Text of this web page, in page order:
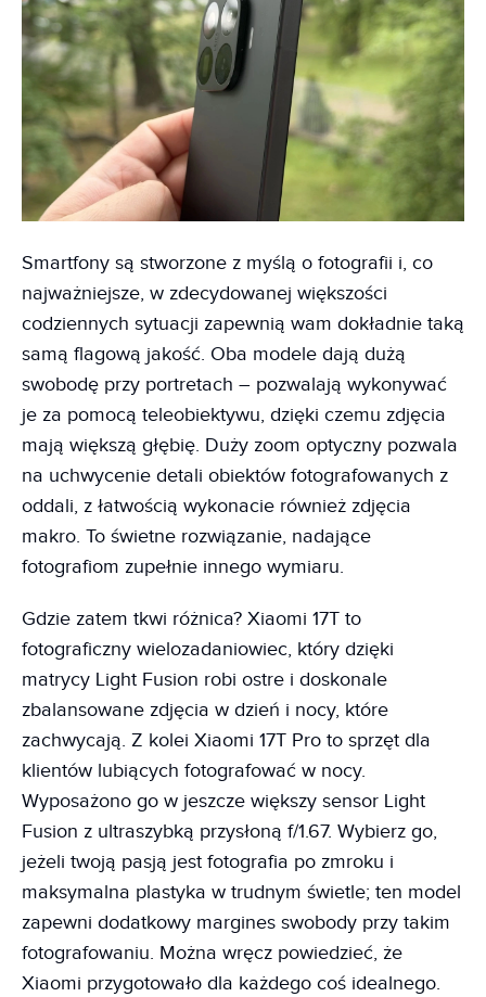
Smartfony są stworzone z myślą o fotografii i, co
najważniejsze, w zdecydowanej większości
codziennych sytuacji zapewnią wam dokładnie taką
samą flagową jakość. Oba modele dają dużą
swobodę przy portretach – pozwalają wykonywać
je za pomocą teleobiektywu, dzięki czemu zdjęcia
mają większą głębię. Duży zoom optyczny pozwala
na uchwycenie detali obiektów fotografowanych z
oddali, z łatwością wykonacie również zdjęcia
makro. To świetne rozwiązanie, nadające
fotografiom zupełnie innego wymiaru.
Gdzie zatem tkwi różnica? Xiaomi 17T to
fotograficzny wielozadaniowiec, który dzięki
matrycy Light Fusion robi ostre i doskonale
zbalansowane zdjęcia w dzień i nocy, które
zachwycają. Z kolei Xiaomi 17T Pro to sprzęt dla
klientów lubiących fotografować w nocy.
Wyposażono go w jeszcze większy sensor Light
Fusion z ultraszybką przysłoną f/1.67. Wybierz go,
jeżeli twoją pasją jest fotografia po zmroku i
maksymalna plastyka w trudnym świetle; ten model
zapewni dodatkowy margines swobody przy takim
fotografowaniu. Można wręcz powiedzieć, że
Xiaomi przygotowało dla każdego coś idealnego.